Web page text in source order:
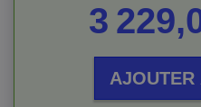
3
AJOUTER